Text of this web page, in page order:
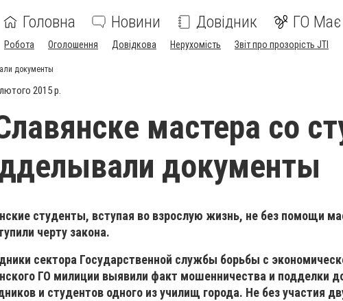
Головна Новини Довідник ГО Має
Робота Оголошення Довідкова Нерухомість Звіт про прозорість JTI
документы
2015 р.
мастера со
документы
студенты, вступая во взрослую жизнь, не без помощи
черту закона.
сектора Государственной службы борьбы с
ГО милиции выявили факт мошенничества и подделки
и студентов одного из училищ города. Не без участия